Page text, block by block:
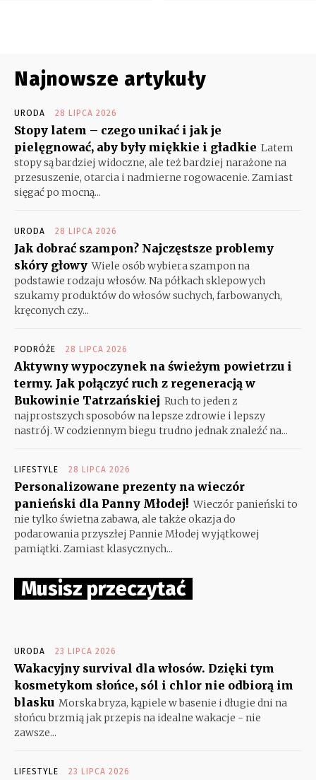
Najnowsze artykuły
URODA 28 LIPCA 2026
Stopy latem – czego unikać i jak je
pielęgnować, aby były miękkie i gładkie Latem
stopy są bardziej widoczne, ale też bardziej narażone na
przesuszenie, otarcia i nadmierne rogowacenie. Zamiast
sięgać po mocną...
URODA 28 LIPCA 2026
Jak dobrać szampon? Najczęstsze problemy
skóry głowy Wiele osób wybiera szampon na
podstawie rodzaju włosów. Na półkach sklepowych
szukamy produktów do włosów suchych, farbowanych,
kręconych czy...
PODRÓŻE 28 LIPCA 2026
Aktywny wypoczynek na świeżym powietrzu i
termy. Jak połączyć ruch z regeneracją w
Bukowinie Tatrzańskiej Ruch to jeden z
najprostszych sposobów na lepsze zdrowie i lepszy
nastrój. W codziennym biegu trudno jednak znaleźć na...
LIFESTYLE 28 LIPCA 2026
Personalizowane prezenty na wieczór
panieński dla Panny Młodej! Wieczór panieński to
nie tylko świetna zabawa, ale także okazja do
podarowania przyszłej Pannie Młodej wyjątkowej
pamiątki. Zamiast klasycznych...
Musisz przeczytać
URODA 23 LIPCA 2026
Wakacyjny survival dla włosów. Dzięki tym
kosmetykom słońce, sól i chlor nie odbiorą im
blasku Morska bryza, kąpiele w basenie i długie dni na
słońcu brzmią jak przepis na idealne wakacje - nie
zawsze...
LIFESTYLE 23 LIPCA 2026